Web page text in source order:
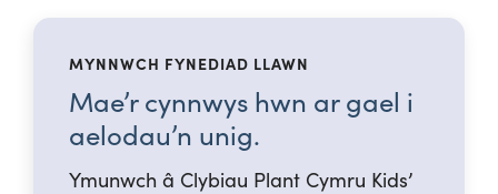
MYNNWCH FYNEDIAD LLAWN
Mae’r cynnwys hwn ar gael i
aelodau’n unig.
Ymunwch â Clybiau Plant Cymru Kids’